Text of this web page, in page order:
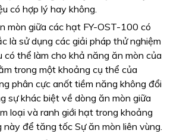
ăn mòn giữa các hạt là một loại ăn
phổ biến của ăn mòn kim loại.
bắt đầu từ bề mặt kim loại và phát
ranh giới hạt vào bên trong hạt,
đáng kể lực liên kết kích thước hạt
bền của vật liệu.
hợp nghiêm trọng trường hợp, vật
bị hư hỏng, độ bền cơ học bị mất
đây là một trong những dạng ăn